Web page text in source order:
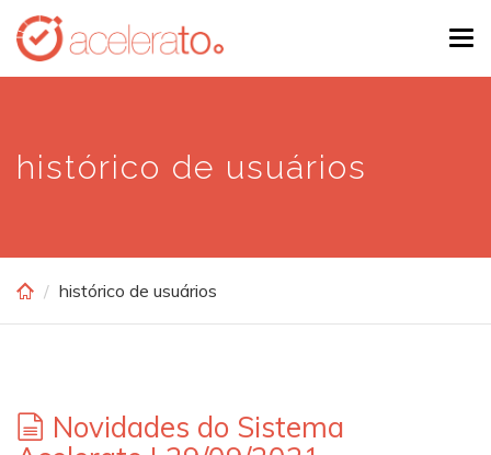
Skip
main
histórico de usuários
histórico de usuários
Novidades do Sistema